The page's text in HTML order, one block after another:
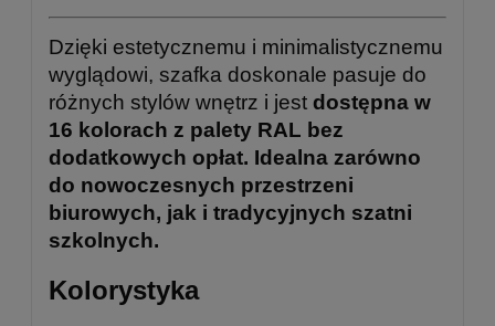
Dzięki estetycznemu i minimalistycznemu
wyglądowi, szafka doskonale pasuje do
różnych stylów wnętrz i jest dostępna w
16 kolorach z palety RAL bez
dodatkowych opłat. Idealna zarówno
do nowoczesnych przestrzeni
biurowych, jak i tradycyjnych szatni
szkolnych.
Kolorystyka